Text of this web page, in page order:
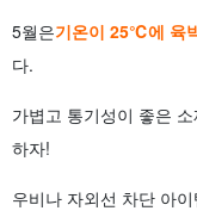
5월은기온이 25℃에 육
다.
가볍고 통기성이 좋은
하자!
우비나 자외선 차단 아